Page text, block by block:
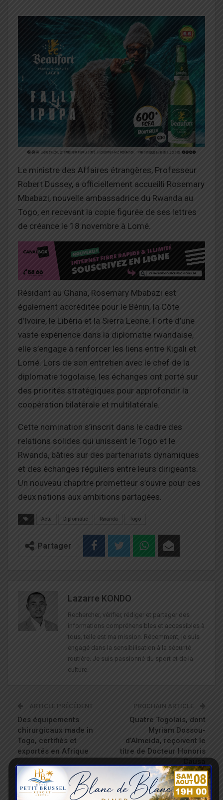
Le ministre des Affaires étrangères, Professeur
Robert Dussey, a officiellement accueilli Rosemary
Mbabazi, nouvelle ambassadrice du Rwanda au
Togo, en recevant la copie figurée de ses lettres
de créance le 18 novembre à Lomé.
Résidant au Ghana, Rosemary Mbabazi est
également accréditée pour le Bénin, la Côte
d’Ivoire, le Libéria et la Sierra Leone. Forte d’une
vaste expérience dans la diplomatie rwandaise,
elle s’engage à renforcer les liens entre Kigali et
Lomé. Lors de son entretien avec le chef de la
diplomatie togolaise, les échanges ont porté sur
des priorités stratégiques pour approfondir la
coopération bilatérale et multilatérale.
Cette nomination s’inscrit dans le cadre des
relations solides qui unissent le Togo et le
Rwanda, bâties sur des partenariats dynamiques
et des échanges réguliers entre leurs dirigeants.
Un nouveau chapitre prometteur s’ouvre pour ces
deux nations aux ambitions partagées.
Actu Diplomatie Rwanda Togo
Partager
Lazarre KONDO
Rechercher, vérifier, rédiger et partager des
informations compréhensibles et accessibles à
tous, telle est ma mission. Récemment, je suis
engagé dans la sensibilisation à la sécurité
routière. Je suis passionné du sport et de la
culture.
ARTICLE PRÉCÉDENT
Des équipements
chirurgicaux made in
Togo, certifiés et
exportés en Afrique
PROCHAIN ARTICLE
Quatre Togolais, dont
Myriam Dossou-
d’Almeida, reçoivent le
titre de Docteur Honoris
Tout Le Texte
VOUS POURRIEZ AUSSI AIMER